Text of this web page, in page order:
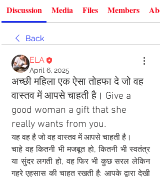
Discussion Media Files Members
Back
ELA
April 6, 2025
अच्छी महिला एक ऐसा तोहफा दे जो वह
वास्तव में आपसे चाहती है। Give a
good woman a gift that she
really wants from you.
यह वह है जो वह वास्तव में आपसे चाहती है।
चाहे वह कितनी भी मजबूत हो, कितनी भी स्वतंत्र
या सुंदर लगती हो, वह फिर भी कुछ सरल लेकिन
गहरे एहसास की चाहत रखती है: आपके द्वारा देखी